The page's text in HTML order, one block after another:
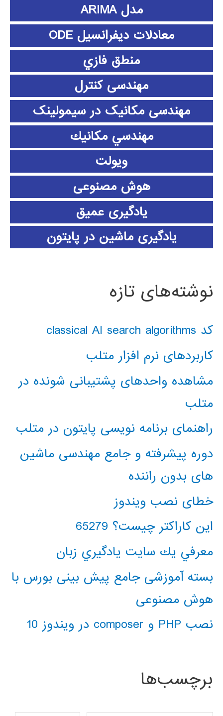
مدل ARIMA
معادلات دیفرانسیل ODE
منطق فازي
مهندسی کنترل
مهندسی مکانیک در سیمولینک
مهندسي مكانيك
ویولت
هوش مصنوعی
یادگیری عمیق
یادگیری ماشین در پایتون
نوشته‌های تازه
کد classical AI search algorithms
کاربردهای نرم افزار متلب
مشاهده واحدهای پشتیبانی شونده در
متلب
راهنمای برنامه نویسی پایتون در متلب
دوره پیشرفته و جامع مهندسی ماشین
های بدون راننده
خطای نصب ویندوز
این کاراکتر چیست؟ 65279
معرفي يك سايت يادگيري زبان
بسته آموزشی جامع پیش بینی بورس با
هوش مصنوعی
نصب PHP و composer در ویندوز 10
برچسب‌ها